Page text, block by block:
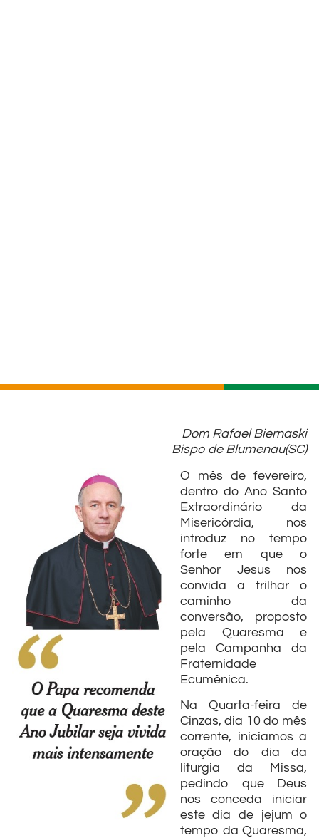
Dom Rafael Biernaski
Bispo de Blumenau(SC)
O mês de fevereiro,
dentro do Ano Santo
Extraordinário da
Misericórdia, nos
introduz no tempo
forte em que o
Senhor Jesus nos
convida a trilhar o
caminho da
conversão, proposto
pela Quaresma e
pela Campanha da
Fraternidade
Ecumênica.
Na Quarta-feira de
Cinzas, dia 10 do mês
corrente, iniciamos a
oração do dia da
liturgia da Missa,
pedindo que Deus
nos conceda iniciar
este dia de jejum o
tempo da Quaresma,